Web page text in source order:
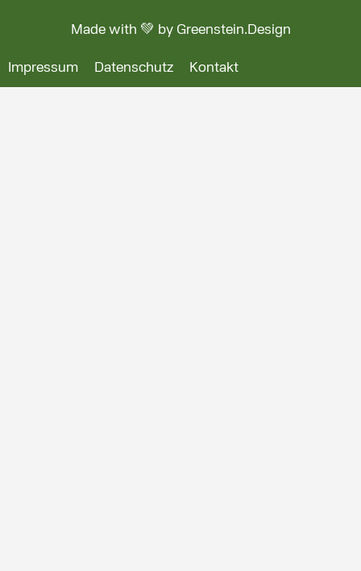
Made with 💚 by Greenstein.Design
Impressum Datenschutz Kontakt